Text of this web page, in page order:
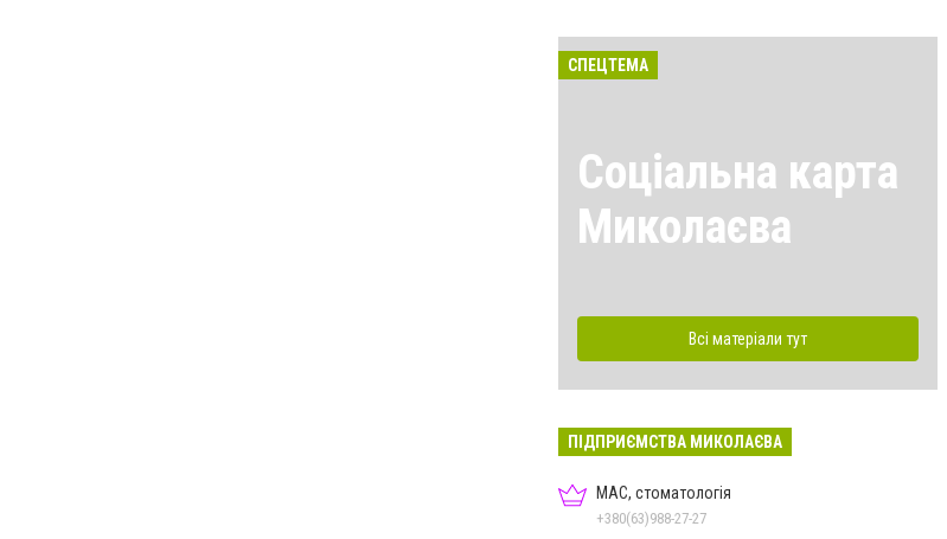
СПЕЦТЕМА
Соціальна карта
Миколаєва
Всі матеріали тут
ПІДПРИЄМСТВА МИКОЛАЄВА
МАС, стоматологія
+380(63)988-27-27